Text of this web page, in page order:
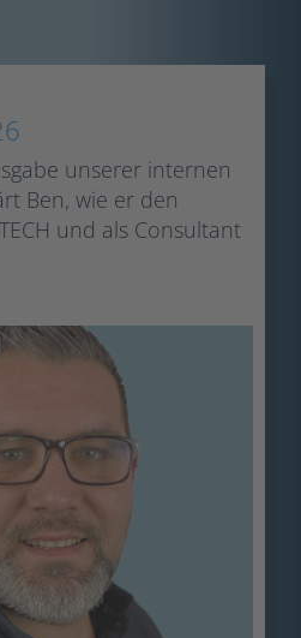
unserer internen
Ben, wie er den
und als Consultant